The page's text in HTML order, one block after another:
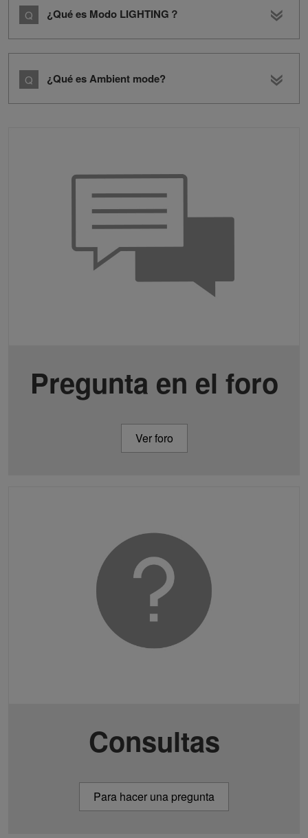
¿Qué es Modo LIGHTING？
¿Qué es Ambient mode?
Pregunta en el foro
Ver foro
Consultas
Para hacer una pregunta